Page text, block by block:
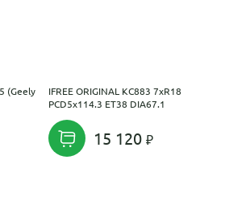
(Geely
IFREE ORIGINAL КС883 7xR18
PCD5x114.3 ET38 DIA67.1
15 120